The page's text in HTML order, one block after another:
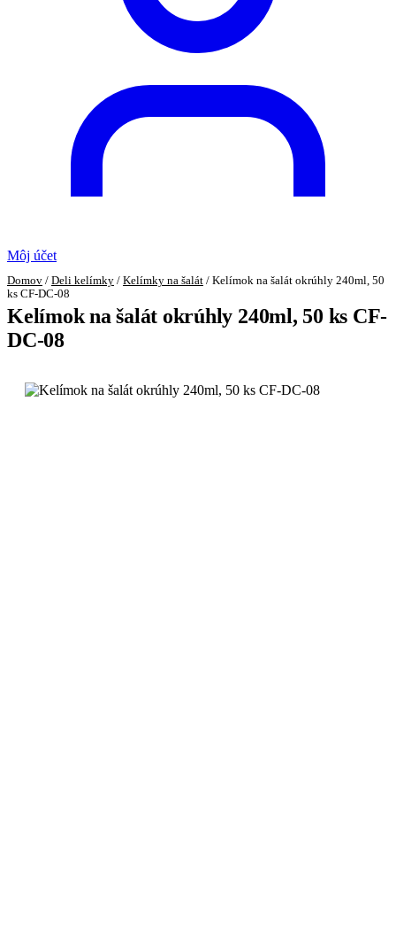
Môj účet
Domov / Deli kelímky / Kelímky na šalát / Kelímok na šalát okrúhly 240ml, 50
ks CF-DC-08
Kelímok na šalát okrúhly 240ml, 50 ks CF-
DC-08